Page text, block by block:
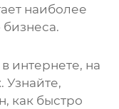
наиболее
интернете, на
Узнайте,
как быстро